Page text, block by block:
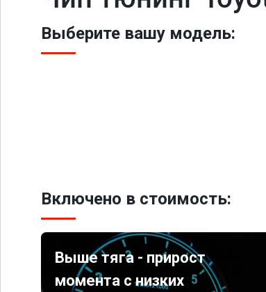
Выберите вашу модель:
Включено в стоимость:
Выше тяга - прирост
момента с низких